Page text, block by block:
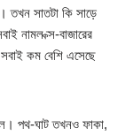
তখন সাতটা কি সাড়ে
নামল ক্স-বাজারের
কম বেশি এসেছে
পথ-ঘাট তখনও ফাকা,